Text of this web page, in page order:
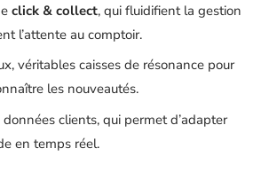
click & collect, qui fluidifient la gestion
l’attente au comptoir.
véritables caisses de résonance pour
les nouveautés.
données clients, qui permet d’adapter
en temps réel.